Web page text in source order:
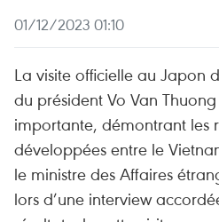
01/12/2023 01:10
La visite officielle au Japon
du président Vo Van
importante, démontrant les
développées entre le
le ministre des Affaires
lors d’une interview